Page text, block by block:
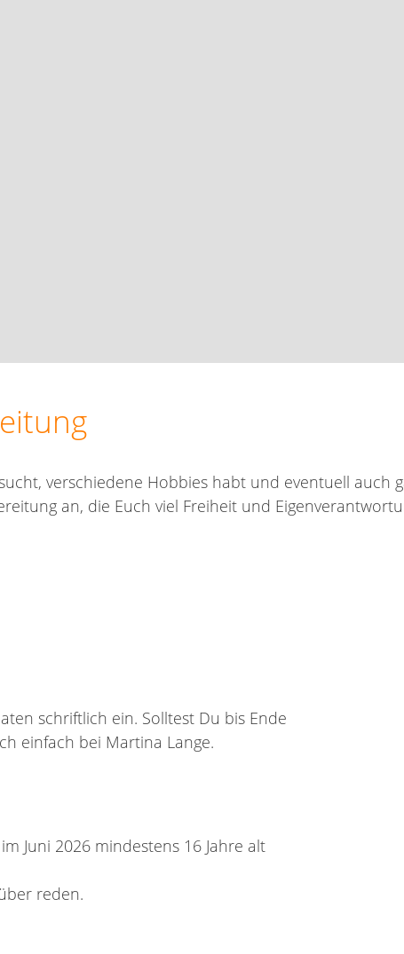
verschiedene Hobbies habt und eventuell auch
an, die Euch viel Freiheit und
schriftlich ein. Solltest Du bis Ende
einfach bei Martina Lange.
Juni 2026 mindestens 16 Jahre alt
reden.